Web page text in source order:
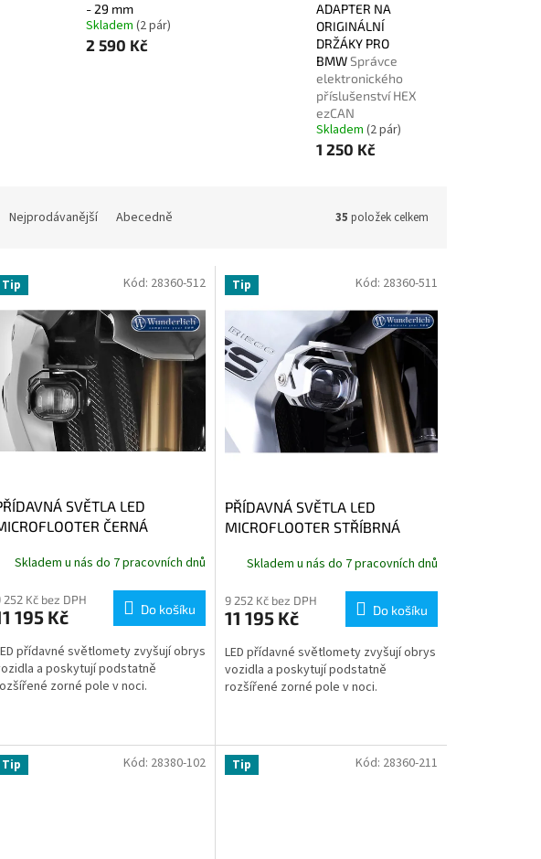
- 29 mm
Skladem (2 pár)
2 590 Kč
ADAPTER NA
ORIGINÁLNÍ
DRŽÁKY PRO
BMWSprávce
elektronického
příslušenství HEX
ezCAN
Skladem(2 pár)
1 250 Kč
Nejprodávanější Abecedně 35 položek celkem
Tip
SVĚTLA LED
ČERNÁ
Skladem u nás do 7 pracovních dnů
252 Kč bez DPH
195 Kč Do košíku
přídavné světlomety zvyšují obrys
a poskytují podstatně
zorné pole v noci.
Kód: 28360-512 Tip
PŘÍDAVNÁ SVĚTLA LED
MICROFLOOTER STŘÍBRNÁ
Skladem u nás do 7 pracovních dnů
9 252 Kč bez DPH
11 195 Kč Do košíku
LED přídavné světlomety zvyšují obrys
vozidla a poskytují podstatně
rozšířené zorné pole v noci.
Kód: 28360-511
Tip Kód: 28380-102 Tip Kód: 28360-211